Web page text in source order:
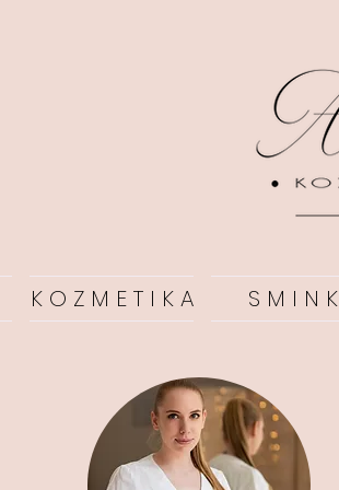
K O Z M E T I K A S M I N K